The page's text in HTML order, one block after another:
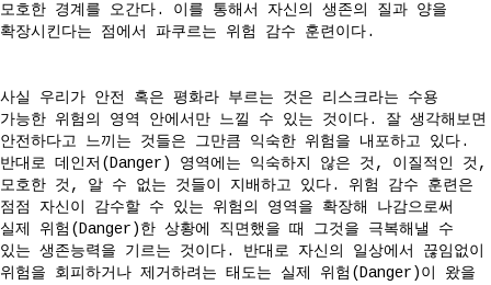
모호한 경계를 오간다. 이를 통해서 자신의 생존의 질과 양을
확장시킨다는 점에서 파쿠르는 위험 감수 훈련이다.
사실 우리가 안전 혹은 평화라 부르는 것은 리스크라는 수용
가능한 위험의 영역 안에서만 느낄 수 있는 것이다. 잘 생각해보면
안전하다고 느끼는 것들은 그만큼 익숙한 위험을 내포하고 있다.
반대로 데인저(Danger) 영역에는 익숙하지 않은 것, 이질적인 것,
모호한 것, 알 수 없는 것들이 지배하고 있다. 위험 감수 훈련은
점점 자신이 감수할 수 있는 위험의 영역을 확장해 나감으로써
실제 위험(Danger)한 상황에 직면했을 때 그것을 극복해낼 수
있는 생존능력을 기르는 것이다. 반대로 자신의 일상에서 끊임없이
위험을 회피하거나 제거하려는 태도는 실제 위험(Danger)이 왔을